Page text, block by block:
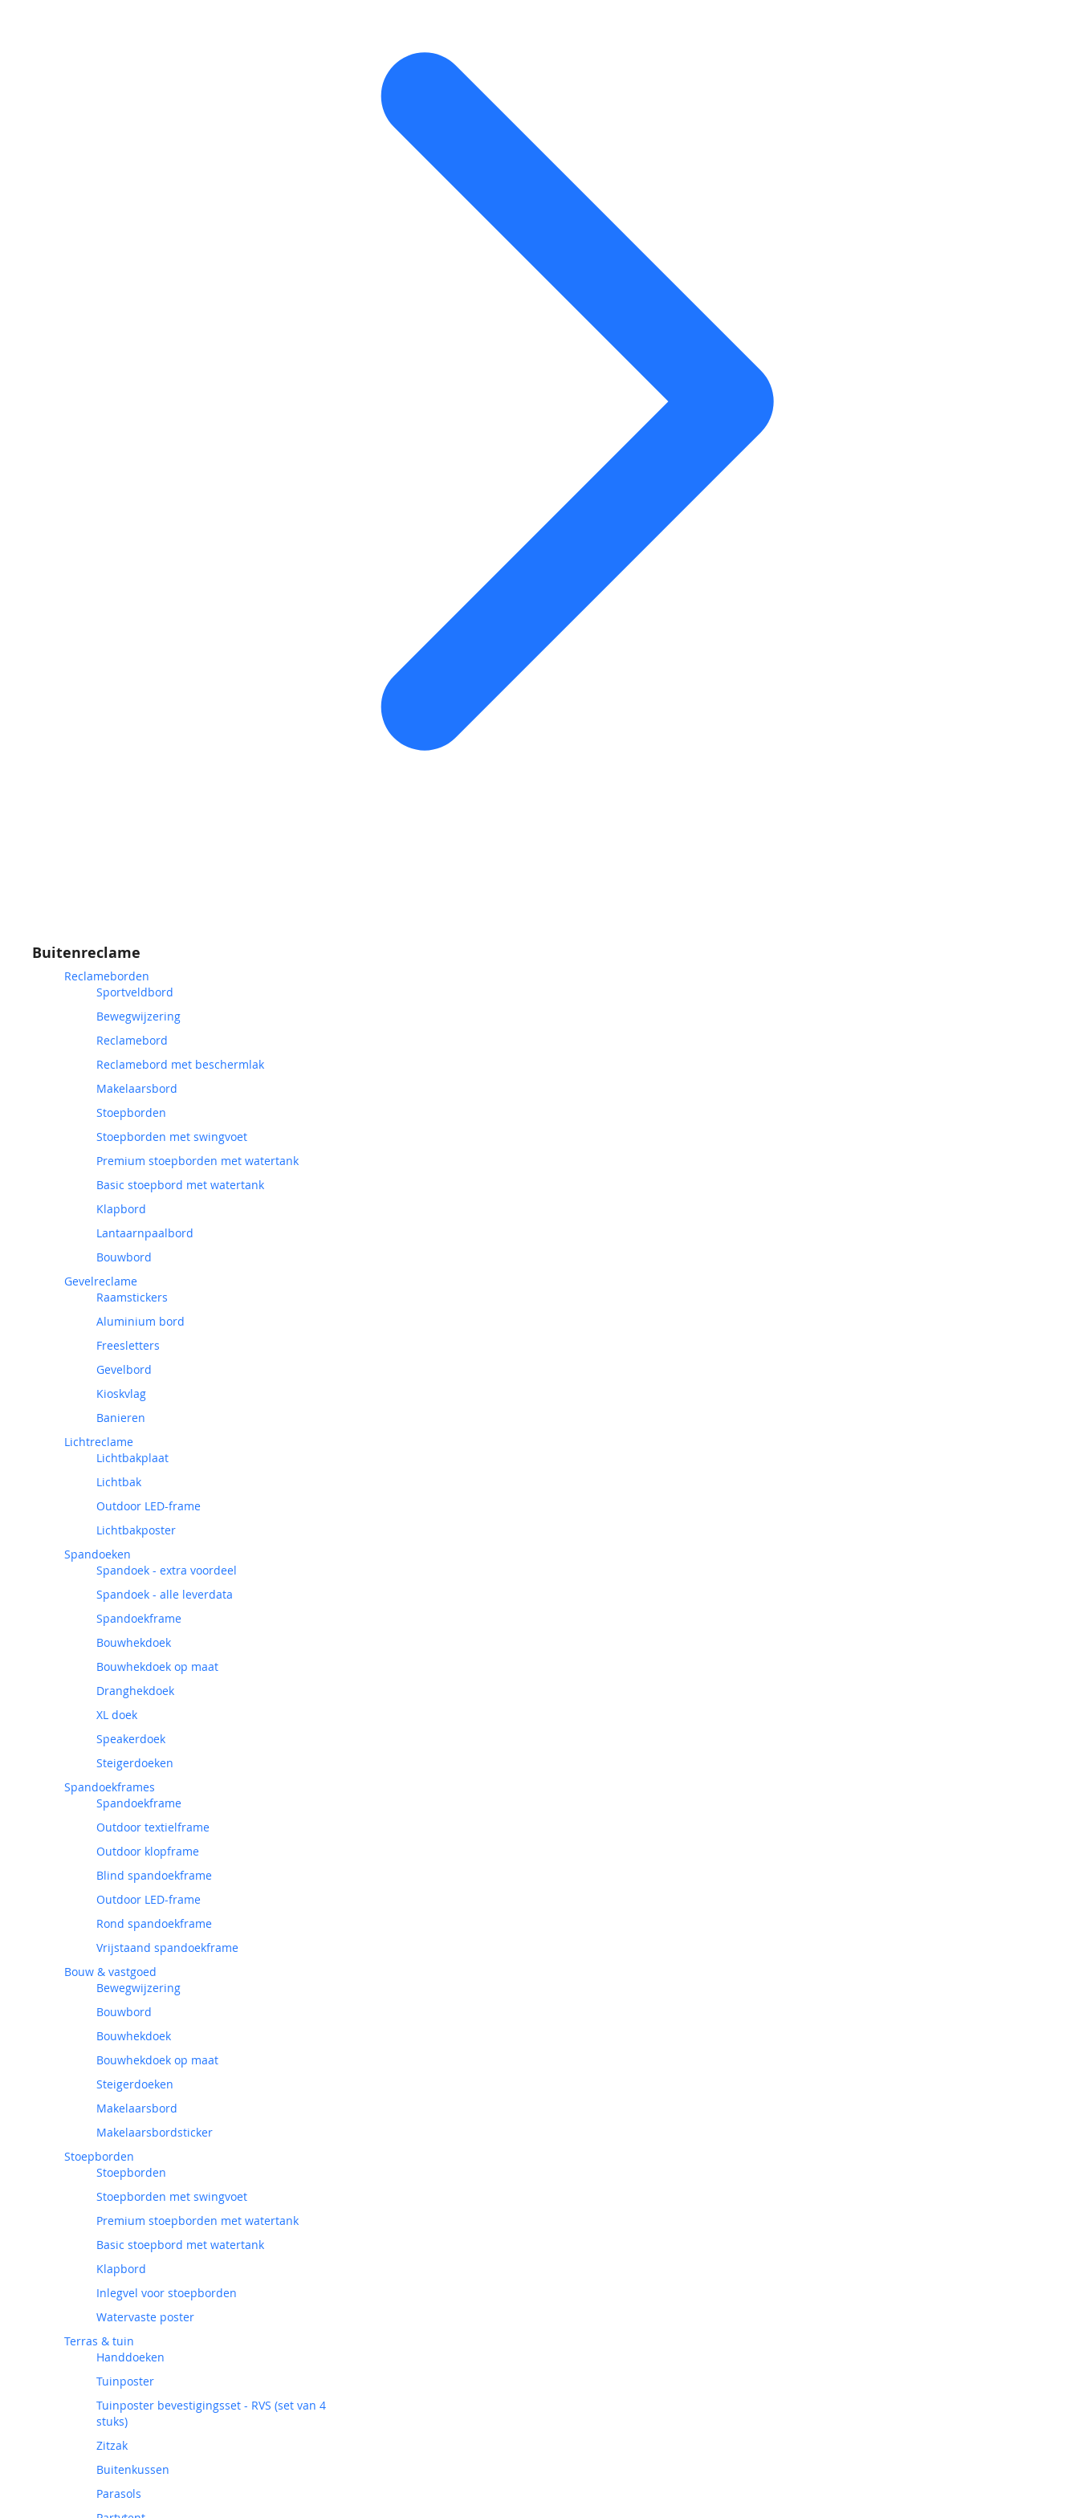
Buitenreclame
Reclameborden
Sportveldbord
Bewegwijzering
Reclamebord
Reclamebord met beschermlak
Makelaarsbord
Stoepborden
Stoepborden met swingvoet
Premium stoepborden met watertank
Basic stoepbord met watertank
Klapbord
Lantaarnpaalbord
Bouwbord
Gevelreclame
Raamstickers
Aluminium bord
Freesletters
Gevelbord
Kioskvlag
Banieren
Lichtreclame
Lichtbakplaat
Lichtbak
Outdoor LED-frame
Lichtbakposter
Spandoeken
Spandoek - extra voordeel
Spandoek - alle leverdata
Spandoekframe
Bouwhekdoek
Bouwhekdoek op maat
Dranghekdoek
XL doek
Speakerdoek
Steigerdoeken
Spandoekframes
Spandoekframe
Outdoor textielframe
Outdoor klopframe
Blind spandoekframe
Outdoor LED-frame
Rond spandoekframe
Vrijstaand spandoekframe
Bouw & vastgoed
Bewegwijzering
Bouwbord
Bouwhekdoek
Bouwhekdoek op maat
Steigerdoeken
Makelaarsbord
Makelaarsbordsticker
Stoepborden
Stoepborden
Stoepborden met swingvoet
Premium stoepborden met watertank
Basic stoepbord met watertank
Klapbord
Inlegvel voor stoepborden
Watervaste poster
Terras & tuin
Handdoeken
Tuinposter
Tuinposter bevestigingsset - RVS (set van 4
stuks)
Zitzak
Buitenkussen
Parasols